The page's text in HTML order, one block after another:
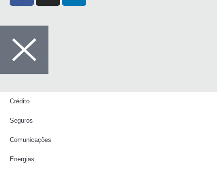
Crédito
Seguros
Comunicações
Energias